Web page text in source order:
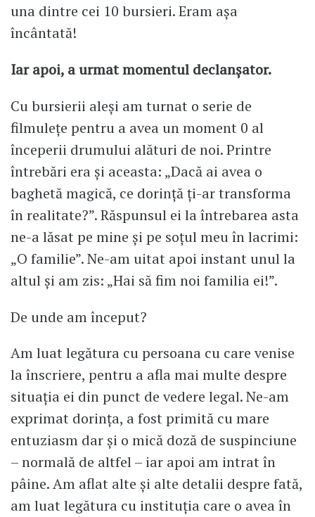
una dintre cei 10 bursieri. Eram așa
încântată!
Iar apoi, a urmat momentul declanșator.
Cu bursierii aleși am turnat o serie de
filmulețe pentru a avea un moment 0 al
începerii drumului alături de noi. Printre
întrebări era și aceasta: „Dacă ai avea o
baghetă magică, ce dorință ți-ar transforma
în realitate?”. Răspunsul ei la întrebarea asta
ne-a lăsat pe mine și pe soțul meu în lacrimi:
„O familie”. Ne-am uitat apoi instant unul la
altul și am zis: „Hai să fim noi familia ei!”.
De unde am început?
Am luat legătura cu persoana cu care venise
la înscriere, pentru a afla mai multe despre
situația ei din punct de vedere legal. Ne-am
exprimat dorința, a fost primită cu mare
entuziasm dar și o mică doză de suspinciune
– normală de altfel – iar apoi am intrat în
pâine. Am aflat alte și alte detalii despre fată,
am luat legătura cu instituția care o avea în